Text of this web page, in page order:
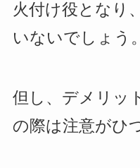
火付け役となり
いないでしょう。
但し、デメリッ
の際は注意がひ